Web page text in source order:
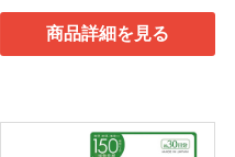
商品詳細を見る